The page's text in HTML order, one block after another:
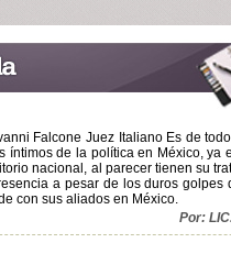
Falcone Juez Italiano Es de
íntimos de la política en México, ya
nacional, al parecer tienen su
a pesar de los duros
con sus aliados en México.
Por: